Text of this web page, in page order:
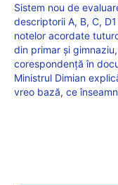
Sistem nou de
descriptorii A, B, C,
notelor acordate
din primar și
corespondență în
Ministrul Dimian
vreo bază, ce